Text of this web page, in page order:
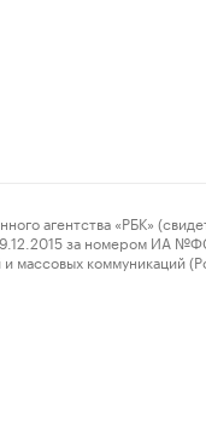
«РБК»
за номером ИА
массовых